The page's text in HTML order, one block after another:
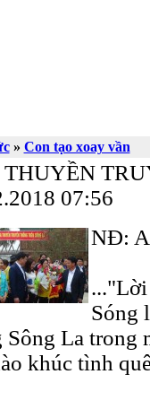
» Con tạo xoay vần
07:56
NĐ:
..."Lời
Sóng
Sông La trong
khúc tình